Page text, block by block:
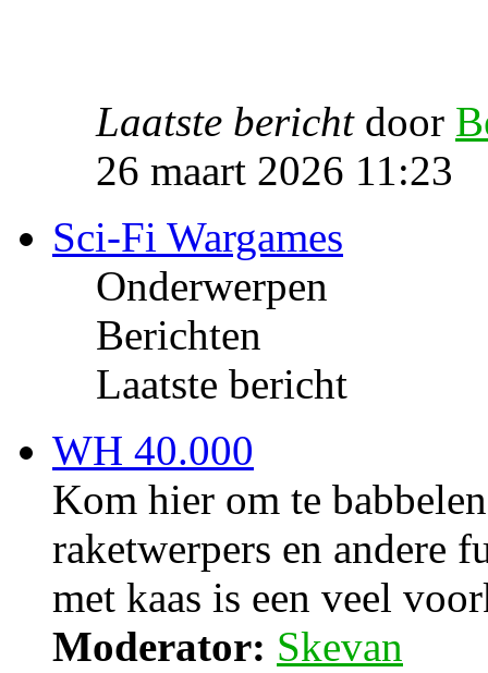
Laatste berichtdoor
26 maart 2026 11:23
Sci-Fi Wargames
Onderwerpen
Berichten
Laatste bericht
WH 40.000
Kom hier om te
raketwerpers en andere
met kaas is een veel
Moderator: Skevan